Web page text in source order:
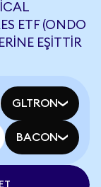
ETF (ONDO
EŞITTIR
GLTRON
BACON